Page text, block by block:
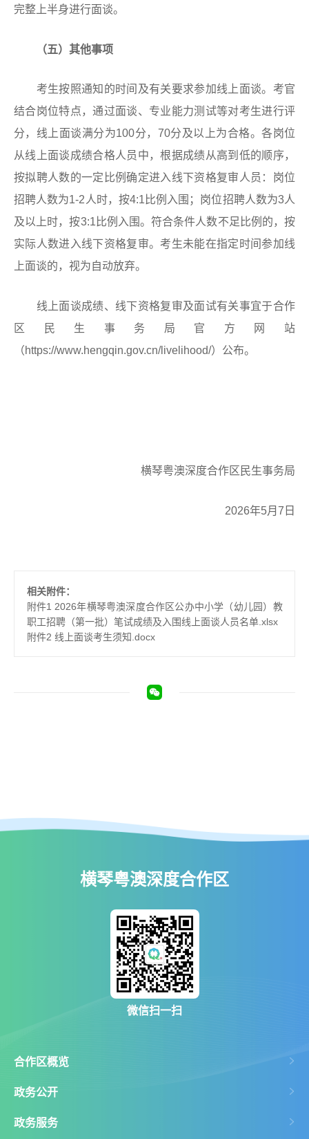
完整上半身进行面谈。
（五）其他事项
考生按照通知的时间及有关要求参加线上面谈。考官
结合岗位特点，通过面谈、专业能力测试等对考生进行评
分，线上面谈满分为100分，70分及以上为合格。各岗位
从线上面谈成绩合格人员中，根据成绩从高到低的顺序，
按拟聘人数的一定比例确定进入线下资格复审人员：岗位
招聘人数为1-2人时，按4:1比例入围；岗位招聘人数为3人
及以上时，按3:1比例入围。符合条件人数不足比例的，按
实际人数进入线下资格复审。考生未能在指定时间参加线
上面谈的，视为自动放弃。
线上面谈成绩、线下资格复审及面试有关事宜于合作
区民生事务局官方网站
（https://www.hengqin.gov.cn/livelihood/）公布。
横琴粤澳深度合作区民生事务局
2026年5月7日
相关附件：
附件1 2026年横琴粤澳深度合作区公办中小学（幼儿园）教
职工招聘（第一批）笔试成绩及入围线上面谈人员名单.xlsx
附件2 线上面谈考生须知.docx
横琴粤澳深度合作区
微信扫一扫
合作区概览
政务公开
政务服务